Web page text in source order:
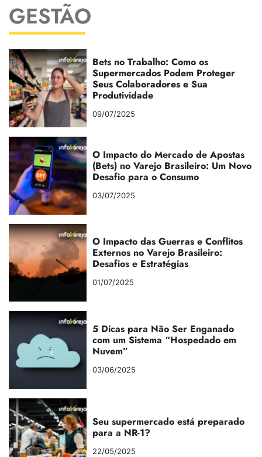
GESTÃO
Bets no Trabalho: Como os
Supermercados Podem Proteger
Seus Colaboradores e Sua
Produtividade
09/07/2025
O Impacto do Mercado de Apostas
(Bets) no Varejo Brasileiro: Um Novo
Desafio para o Consumo
03/07/2025
O Impacto das Guerras e Conflitos
Externos no Varejo Brasileiro:
Desafios e Estratégias
01/07/2025
5 Dicas para Não Ser Enganado
com um Sistema “Hospedado em
Nuvem”
03/06/2025
Seu supermercado está preparado
para a NR-1?
22/05/2025